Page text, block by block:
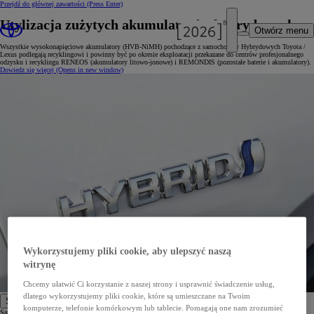
Przejdź do głównej zawartości (Press Enter)
Otwórz menu
Utylizacja zużytych akumulatorów hybrydowych
Wszystkie wysokonapięciowe akumulatory (HVB-NiMH) pochodzące z samochodów Hybrydowych Toyota /
Lexus podlegają recyklingowi i powinny być po okresie eksploatacji przekazane do centrów profesjonalnego
odzysku i recyklingu RENEOS (akumulatory litowo-jonowe) i REMONDIS (pozostałe baterie i akumulatory).
Dowiedz się więcej (Opens in new window)
Samochody
Samochody
Wykorzystujemy pliki cookie, aby ulepszyć naszą
witrynę
Chcemy ułatwić Ci korzystanie z naszej strony i usprawnić świadczenie usług,
dlatego wykorzystujemy pliki cookie, które są umieszczane na Twoim
komputerze, telefonie komórkowym lub tablecie. Pomagają one nam zrozumieć